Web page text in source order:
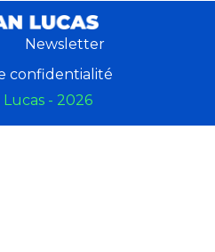
Newsletter
confidentialité
- 2026